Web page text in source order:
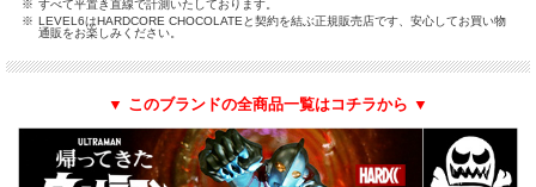
※ すべて平置き直線で計測いたしております。
※ LEVEL6はHARDCORE CHOCOLATEと契約を結ぶ正規販売店です、安心してお買い物
通販をお楽しみください。
▼ このブランドの全商品一覧はコチラから ▼